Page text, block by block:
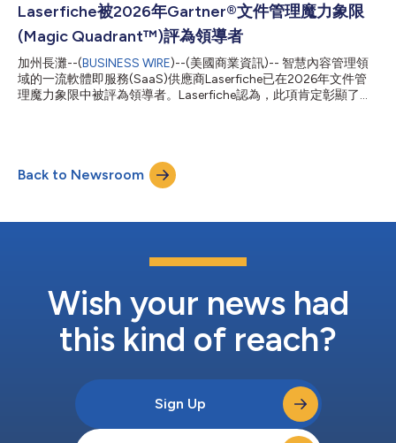
我們對客戶長期成功的承諾。」 Laserfiche資訊長暨企業策略資深
副總裁Thomas Phelps表示，「我們衷心感謝客戶與我們攜手合
作，讓我們得以滿足他們對AI驅動資訊管理解決方案的需求。在今
年接受Info-Tech調查的285名客戶中，有99%表示打算續約。」
Info-Tech Research Group的《情緒足跡》報告量化終端使用者的
體驗、特定產品的價值、以及終端使用者與供應商的合作關係。
Laserfiche在「淨情緒足跡」方面得到94分、「CX分數」為9.2
Laserfiche被2026年Gartner®文件管理魔力象限
(Magic Quadrant™)評為領導者
加州長灘--(BUSINESS WIRE)--(美國商業資訊)-- 智慧內容管理領
域的一流軟體即服務(SaaS)供應商Laserfiche已在2026年文件管
理魔力象限中被評為領導者。Laserfiche認為，此項肯定彰顯了公
的同一周收穫這份肯定，令人倍感振奮。本次大會上，我們發表了
最新的代理式AI功能。我們認為，能夠躋身領導者行列，並且截至
2026年4月30日，根據1300多條使用者評價在16家廠商中獲得
分體現了我們對於產品創新和為客戶創造價值的不懈專注。」 隨
之間的差距，已成為企業核心競爭優勢所在。Gartner在報告中指
出，「企業面臨的一大挑戰，是利用AI發掘非結構化資料（內容）
Back to Newsroom
Wish your news had
this kind of reach?
Sign Up